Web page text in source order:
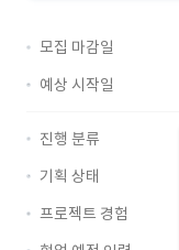
모집 마감일
예상 시작일
진행 분류
기획 상태
프로젝트 경험